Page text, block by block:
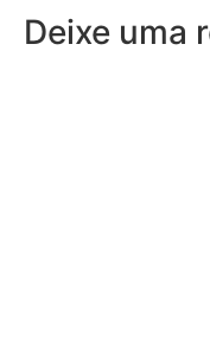
Deixe uma